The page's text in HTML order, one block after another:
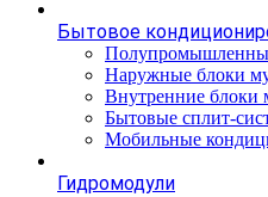
Бытовое
Наружные блоки
Внутренние блоки
Бытовые сплит-
Мобильные
Гидромодули